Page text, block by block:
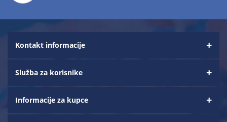
Kontakt informacije
Služba za korisnike
Informacije za kupce